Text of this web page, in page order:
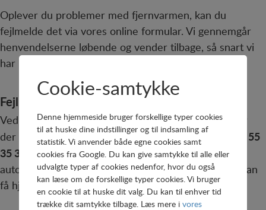
Oplever du problemer med fjernvarmen, kan du
fejlmelde det via vores online formular. Vi gennemgår
henvendelserne løbende og vender tilbage, så snart vi
har mulighed for det.
Fejlmeld et problem med fjernvarmen
Ved akutte problemer, hvor varmen er helt væk eller
der er risiko for skade, skal du i stedet ringe til os på 55
35 37 00.Uden for normal åbningstid bliver opkaldet
automatisk stillet videre til vores vagttelefon, så du kan
få hjælp med det samme.
Cookie-samtykke
Denne hjemmeside bruger forskellige typer cookies
til at huske dine indstillinger og til indsamling af
statistik. Vi anvender både egne cookies samt
cookies fra Google. Du kan give samtykke til alle eller
udvalgte typer af cookies nedenfor, hvor du også
kan læse om de forskellige typer cookies. Vi bruger
en cookie til at huske dit valg. Du kan til enhver tid
trække dit samtykke tilbage. Læs mere i vores